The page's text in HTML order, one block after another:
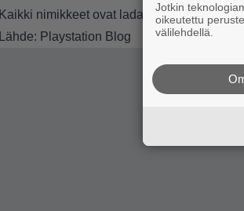
Kaikki nimikkeet ovat ladattavissa
Lähde: Playstation Blog
Jotkin
oikeutettu
välilehdellä.